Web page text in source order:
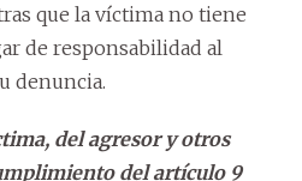
que la víctima no tiene
de responsabilidad al
denuncia.
del agresor y otros
del artículo 9